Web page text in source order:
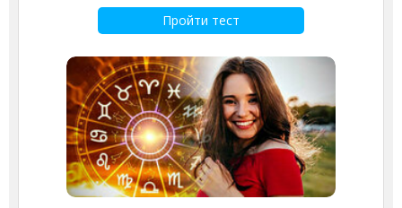
Пройти тест